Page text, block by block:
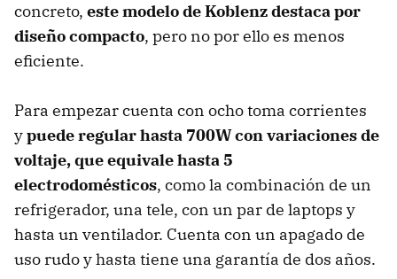
concreto, este modelo de Koblenz destaca por
diseño compacto, pero no por ello es menos
eficiente.
Para empezar cuenta con ocho toma corrientes
ypuede regular hasta 700W con variaciones de
voltaje, que equivale hasta 5
electrodomésticos, como la combinación de un
refrigerador, una tele, con un par de laptops y
hasta un ventilador. Cuenta con un apagado de
uso rudo y hasta tiene una garantía de dos años.